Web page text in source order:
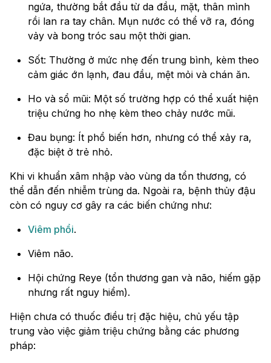
ngứa, thường bắt đầu từ da đầu, mặt, thân mình
rồi lan ra tay chân. Mụn nước có thể vỡ ra, đóng
vảy và bong tróc sau một thời gian.
Sốt: Thường ở mức nhẹ đến trung bình, kèm theo
cảm giác ớn lạnh, đau đầu, mệt mỏi và chán ăn.
Ho và sổ mũi: Một số trường hợp có thể xuất hiện
triệu chứng ho nhẹ kèm theo chảy nước mũi.
Đau bụng: Ít phổ biến hơn, nhưng có thể xảy ra,
đặc biệt ở trẻ nhỏ.
Khi vi khuẩn xâm nhập vào vùng da tổn thương, có
thể dẫn đến nhiễm trùng da. Ngoài ra, bệnh thủy đậu
còn có nguy cơ gây ra các biến chứng như:
Viêm phổi.
Viêm não.
Hội chứng Reye (tổn thương gan và não, hiếm gặp
nhưng rất nguy hiểm).
Hiện chưa có thuốc điều trị đặc hiệu, chủ yếu tập
trung vào việc giảm triệu chứng bằng các phương
pháp: